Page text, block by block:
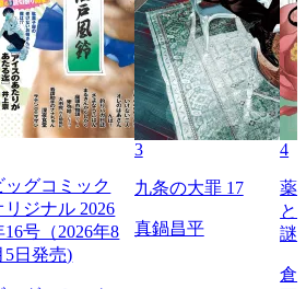
ッグコミック
リジナル 2026
16号（2026年8
5日発売)
3
九条の大罪 17
真鍋昌平
4
薬
と
謎
倉